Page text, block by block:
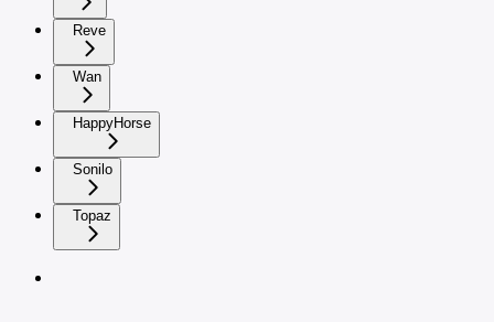
Reve
Wan
HappyHorse
Sonilo
Topaz